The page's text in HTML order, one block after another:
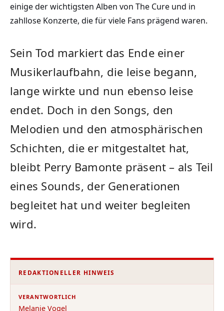
einige der wichtigsten Alben von The Cure und in
zahllose Konzerte, die für viele Fans prägend waren.
Sein Tod markiert das Ende einer
Musikerlaufbahn, die leise begann,
lange wirkte und nun ebenso leise
endet. Doch in den Songs, den
Melodien und den atmosphärischen
Schichten, die er mitgestaltet hat,
bleibt Perry Bamonte präsent – als Teil
eines Sounds, der Generationen
begleitet hat und weiter begleiten
wird.
REDAKTIONELLER HINWEIS
VERANTWORTLICH
Melanie Vogel